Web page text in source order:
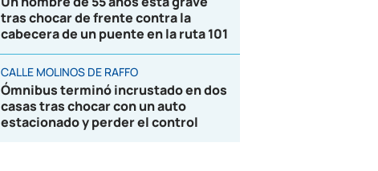
tras chocar de frente contra la
cabecera de un puente en la ruta 101
CALLE MOLINOS DE RAFFO
Ómnibus terminó incrustado en dos
casas tras chocar con un auto
estacionado y perder el control